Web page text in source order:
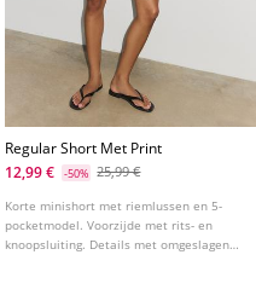
Regular Short Met Print
12,99 €
-50% 25,99 €
Korte minishort met riemlussen en 5-
pocketmodel. Voorzijde met rits- en
knoopsluiting. Details met omgeslagen